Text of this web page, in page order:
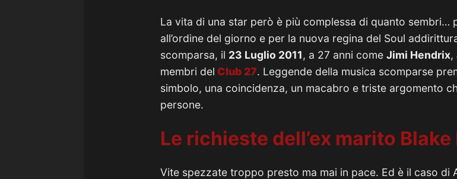
La vita di una star però è più complessa di quanto sembri…
all’ordine del giorno e per la nuova regina del Soul
scomparsa, il 23 Luglio 2011, a 27 anni come Jimi Hendrix,
membri del Club 27. Leggende della musica scomparse
simbolo, una coincidenza, un macabro e triste argomento
persone.
Le richieste dell’ex marito
Vite spezzate troppo presto ma mai in pace. Ed è il caso di